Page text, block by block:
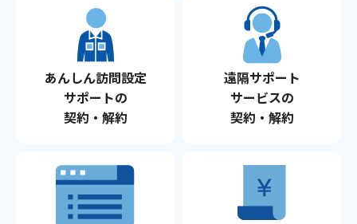
あんしん訪問設定
サポートの
契約・解約
遠隔サポート
サービスの
契約・解約